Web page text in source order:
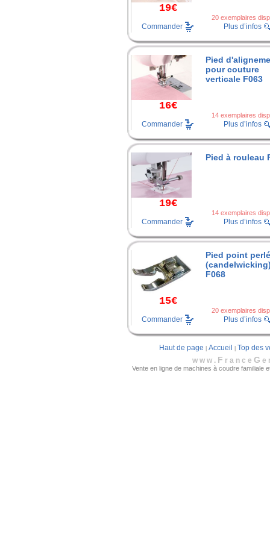
19€
20 exemplaires
Commander Plus d’infos
Pied
pour couture
verticale F063
16€
14 exemplaires
Commander Plus d’infos
Pied à rouleau
19€
14 exemplaires
Commander Plus d’infos
Pied point perlé
F068
15€
20 exemplaires
Commander Plus d’infos
Haut de page Accueil
Top des
www. F rance G
Vente en ligne de machines à coudre familiale